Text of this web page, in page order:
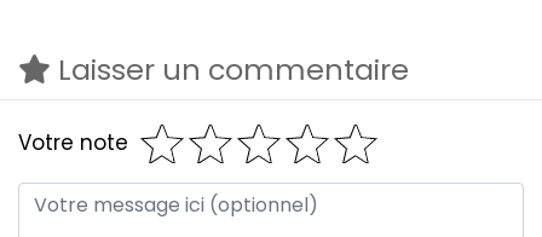
Laisser un commentaire
Votre note